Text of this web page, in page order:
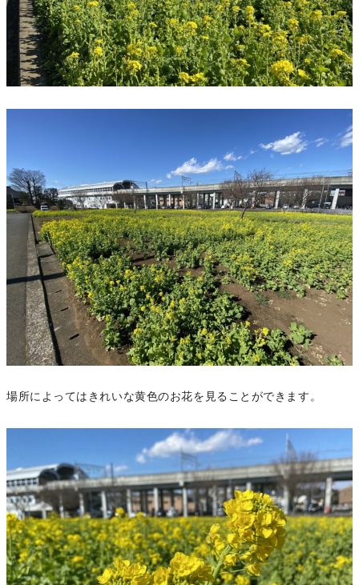
場所によってはきれいな黄色のお花を見ることができます。